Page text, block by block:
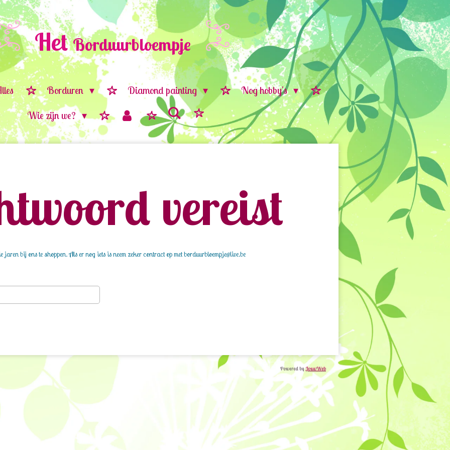
HetBorduurbloempje
Borduren Diamond painting
Nog hobby's
Wie zijn we?
vereist
bij ons te shoppen. Als er nog iets is neem zeker contract op met borduurbloempje@live.be
Powered byJouwWeb